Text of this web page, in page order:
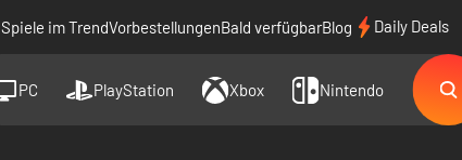
Spiele im TrendVorbestellungenBald verfügbarBlog Daily Deals
PC PlayStation Xbox Nintendo